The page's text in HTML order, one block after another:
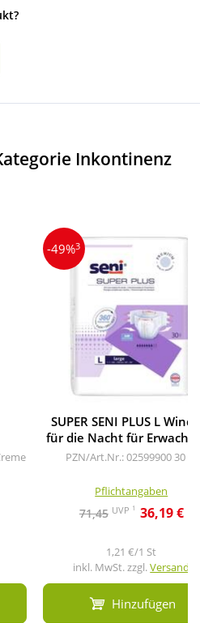
Inkontinenz
-49%3
SUPER SENI PLUS L
für die Nacht für
PZN/Art.Nr.: 02599900 30 St
Pflichtangaben
71,45 UVP 1 36,19 €
1,21 €/1 St
inkl. MwSt. zzgl.Versand
Hinzufügen